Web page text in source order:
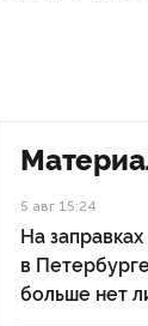
5 авг 15:24
На
в
больше нет